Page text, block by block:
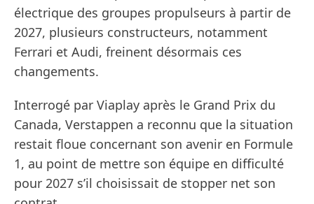
électrique des groupes propulseurs à partir de
2027, plusieurs constructeurs, notamment
Ferrari et Audi, freinent désormais ces
changements.
Interrogé par Viaplay après le Grand Prix du
Canada, Verstappen a reconnu que la situation
restait floue concernant son avenir en Formule
1, au point de mettre son équipe en difficulté
pour 2027 s’il choisissait de stopper net son